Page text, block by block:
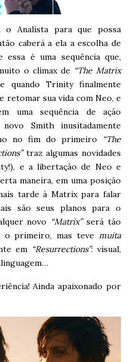
Analista para que possa
caberá a ela a escolha de
é uma sequência que,
o clímax de “The Matrix
quando Trinity finalmente
retomar sua vida com Neo, e
uma sequência de ação
Smith inusitadamente
no fim do primeiro
“The
traz algumas novidades
e a libertação de Neo e
maneira, em uma posição
tarde à Matrix para falar
são seus planos para o
novo “Matrix”será tão
o primeiro, mas teve muita
em “Resurrections”: visual,
Ainda apaixonado por